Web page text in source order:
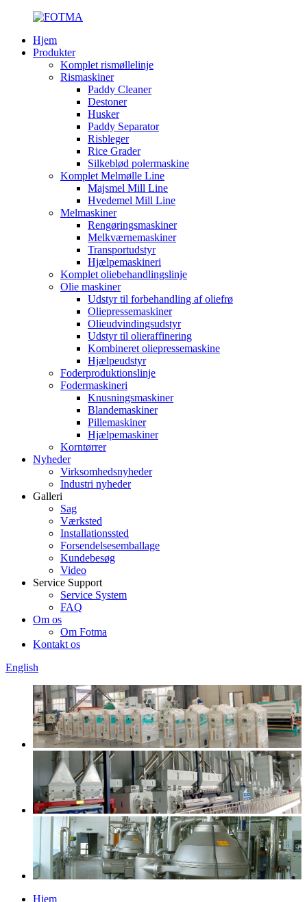
Hjem
Produkter
Komplet rismøllelinje
Rismaskiner
Paddy Cleaner
Destoner
Husker
Paddy Separator
Risbleger
Rice Grader
Silkeblød polermaskine
Komplet Melmølle Line
Majsmel Mill Line
Hvedemel Mill Line
Melmaskiner
Rengøringsmaskiner
Melkværnemaskiner
Transportudstyr
Hjælpemaskineri
Komplet oliebehandlingslinje
Olie maskiner
Udstyr til forbehandling af oliefrø
Oliepressemaskiner
Olieudvindingsudstyr
Udstyr til olieraffinering
Kombineret oliepressemaskine
Hjælpeudstyr
Foderproduktionslinje
Fodermaskineri
Knusningsmaskiner
Blandemaskiner
Pillemaskiner
Hjælpemaskiner
Korntørrer
Nyheder
Virksomhedsnyheder
Industri nyheder
Galleri
Sag
Værksted
Installationssted
Forsendelsesemballage
Kundebesøg
Video
Service Support
Service System
FAQ
Om os
Om Fotma
Kontakt os
English
Hjem